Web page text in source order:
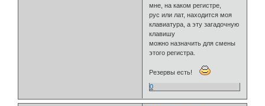
мне, на каком регистре,
рус или лат, находится моя
клавиатура, а эту загадочную
клавишу
можно назначить для смены
этого регистра.
Резервы есть!
0